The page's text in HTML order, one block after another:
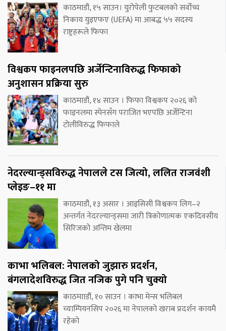
काठमाडौं, १५ साउन। युरोपेली फुटबलको सर्वोच्च
निकाय युइएफए (UEFA) मा आबद्ध ५५ सदस्य
राष्ट्रहरूले फिफा
विश्वकप फाइनलपछि अर्जेन्टिनाविरुद्ध फिफाको
अनुशासन प्रक्रिया सुरु
काठमाडौं, १४ साउन । फिफा विश्वकप २०२६ को
फाइनलमा स्पेनसँग पराजित भएपछि अर्जेन्टिना
टोलीविरुद्ध फिफाले
नेदरल्यान्ड्सविरुद्ध नेपालले टस जित्यो, ललित राजवंशी
प्लेइङ–११ मा
काठमाडौं, १३ असार । आइसिसी विश्वकप लिग–२
अन्तर्गत नेदरल्यान्ड्समा जारी त्रिकोणात्मक एकदिवसीय
सिरिजको अन्तिम खेलमा
काभा भलिबल: नेपालको जुझारु प्रदर्शन,
बंगलादेशविरुद्ध जित नजिक पुगे पनि चुक्यो
काठमााडौं, १० साउन । काभा मेन्स भलिबल
च्याम्पियनसिप २०२६ मा नेपालको खराब प्रदर्शन कायमै
रहेको